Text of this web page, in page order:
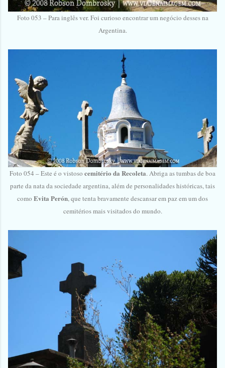
Foto 053 – Para inglês ver. Foi curioso encontrar um negócio desses na
Argentina.
Foto 054 – Este é o vistoso cemitério da Recoleta. Abriga as tumbas de boa
parte da nata da sociedade argentina, além de personalidades históricas, tais
como Evita Perón, que tenta bravamente descansar em paz em um dos
cemitérios mais visitados do mundo.